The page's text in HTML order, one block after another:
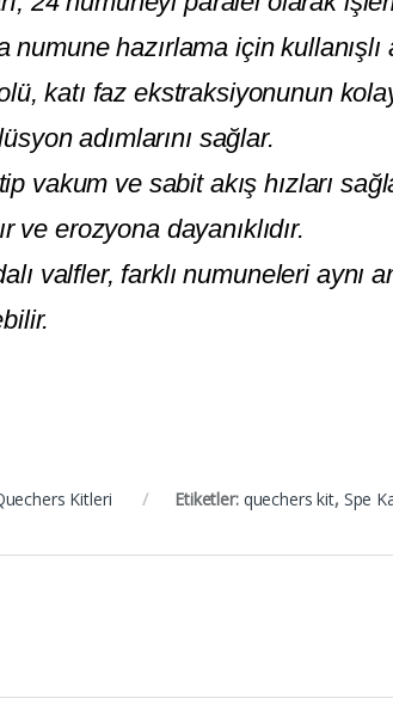
numune hazırlama için
katı faz ekstraksiyonunun
adımlarını sağlar.
vakum ve sabit akış hızları
erozyona dayanıklıdır.
valfler, farklı numuneleri aynı
Kitleri Etiketler: quechers kit, Spe